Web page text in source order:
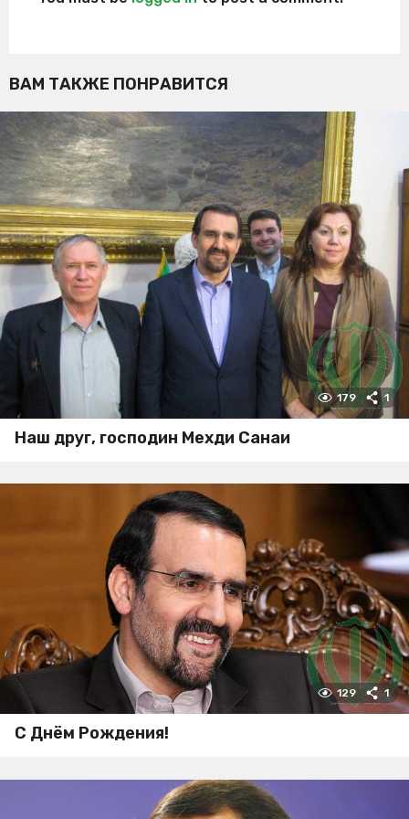
ВАМ ТАКЖЕ ПОНРАВИТСЯ
179 1
Наш друг, господин Мехди Санаи
129 1
С Днём Рождения!